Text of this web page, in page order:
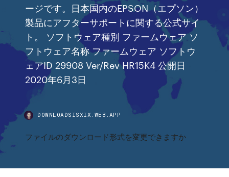
ージです。日本国内のEPSON（エプソン）
製品にアフターサポートに関する公式サイ
ト。 ソフトウェア種別 ファームウェア ソ
フトウェア名称 ファームウェア ソフトウ
ェアID 29908 Ver/Rev HR15K4 公開日
2020年6月3日
DOWNLOADSISXIX.WEB.APP
ファイルのダウンロード形式を変更できますか